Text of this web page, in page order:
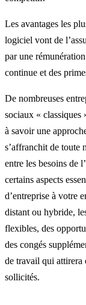
Les avantages les
logiciel vont de
par une
continue et des
De nombreuses
sociaux « classiques
à savoir une
s’affranchit de toute
entre les besoins de
certains aspects
d’entreprise à votre
distant ou hybride,
flexibles, des
des congés
de travail qui attirera
sollicités.